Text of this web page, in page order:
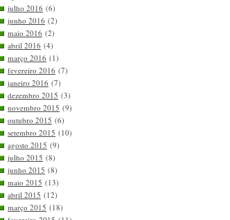
julho 2016 (6)
junho 2016 (2)
maio 2016 (2)
abril 2016 (4)
março 2016 (1)
fevereiro 2016 (7)
janeiro 2016 (7)
dezembro 2015 (3)
novembro 2015 (9)
outubro 2015 (6)
setembro 2015 (10)
agosto 2015 (9)
julho 2015 (8)
junho 2015 (8)
maio 2015 (13)
abril 2015 (12)
março 2015 (18)